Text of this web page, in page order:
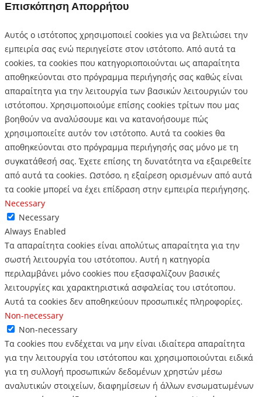
Επισκόπηση Απορρήτου
Αυτός ο ιστότοπος χρησιμοποιεί cookies για να βελτιώσει την
εμπειρία σας ενώ περιηγείστε στον ιστότοπο. Από αυτά τα
cookies, τα cookies που κατηγοριοποιούνται ως απαραίτητα
αποθηκεύονται στο πρόγραμμα περιήγησής σας καθώς είναι
απαραίτητα για την λειτουργία των βασικών λειτουργιών του
ιστότοπου. Χρησιμοποιούμε επίσης cookies τρίτων που μας
βοηθούν να αναλύσουμε και να κατανοήσουμε πώς
χρησιμοποιείτε αυτόν τον ιστότοπο. Αυτά τα cookies θα
αποθηκεύονται στο πρόγραμμα περιήγησής σας μόνο με τη
συγκατάθεσή σας. Έχετε επίσης τη δυνατότητα να εξαιρεθείτε
από αυτά τα cookies. Ωστόσο, η εξαίρεση ορισμένων από αυτά
τα cookie μπορεί να έχει επίδραση στην εμπειρία περιήγησης.
Necessary
Necessary
Always Enabled
Τα απαραίτητα cookies είναι απολύτως απαραίτητα για την
σωστή λειτουργία του ιστότοπου. Αυτή η κατηγορία
περιλαμβάνει μόνο cookies που εξασφαλίζουν βασικές
λειτουργίες και χαρακτηριστικά ασφαλείας του ιστότοπου.
Αυτά τα cookies δεν αποθηκεύουν προσωπικές πληροφορίες.
Non-necessary
Non-necessary
Τα cookies που ενδέχεται να μην είναι ιδιαίτερα απαραίτητα
για την λειτουργία του ιστότοπου και χρησιμοποιούνται ειδικά
για τη συλλογή προσωπικών δεδομένων χρηστών μέσω
αναλυτικών στοιχείων, διαφημίσεων ή άλλων ενσωματωμένων